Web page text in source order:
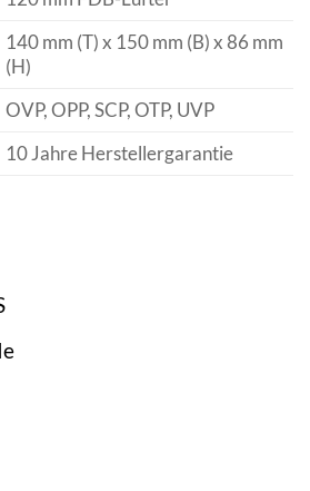
140 mm (T) x 150 mm (B) x 86 mm
(H)
OVP, OPP, SCP, OTP, UVP
10 Jahre Herstellergarantie